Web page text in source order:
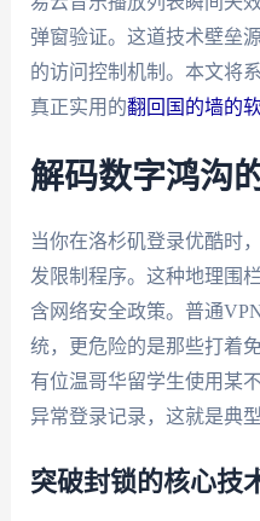
弹窗验证。这道技术壁垒
的访问控制机制。本文将
真正实用的翻回国的墙的
解码数字鸿沟
当你在洛杉矶登录优酷时
发限制程序。这种地理围
含网络安全政策。普通
统，更危险的是那些打着
有位温哥华留学生使用某
异常登录记录，这就是典
突破封锁的核心技